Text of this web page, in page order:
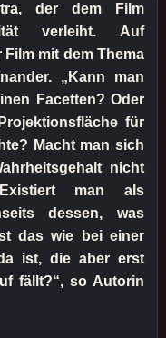
der dem Film
verleiht. Auf
mit dem Thema
„Kann man
Facetten? Oder
für
Macht man sich
nicht
man als
dessen, was
das wie bei einer
ist, die aber erst
fällt?“, so Autorin